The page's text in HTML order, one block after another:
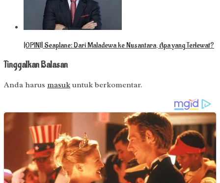
[OPINI] Seaplane: Dari Maladewa ke Nusantara, Apa yang Terlewat?
Tinggalkan Balasan
Anda harus masuk untuk berkomentar.